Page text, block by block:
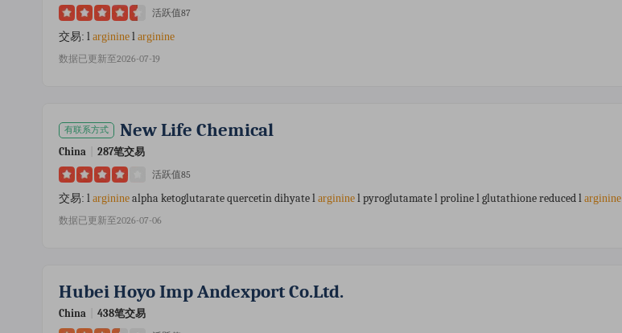
活跃值87
交易: l arginine l arginine
数据已更新至2026-07-19
有联系方式 New Life Chemical
China 287笔交易
活跃值85
交易: l arginine alpha ketoglutarate quercetin dihyate l arginine l pyroglutamate l proline l glutathione reduced l arginine
数据已更新至2026-07-06
Hubei Hoyo Imp Andexport Co.ltd.
China 438笔交易